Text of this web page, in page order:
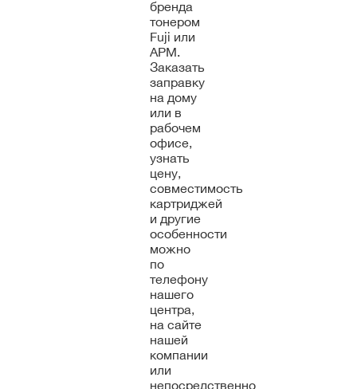
бренда
тонером
Fuji или
APM.
Заказать
заправку
на дому
или в
рабочем
офисе,
узнать
цену,
совместимость
картриджей
и другие
особенности
можно
по
телефону
нашего
центра,
на сайте
нашей
компании
или
непосредственно